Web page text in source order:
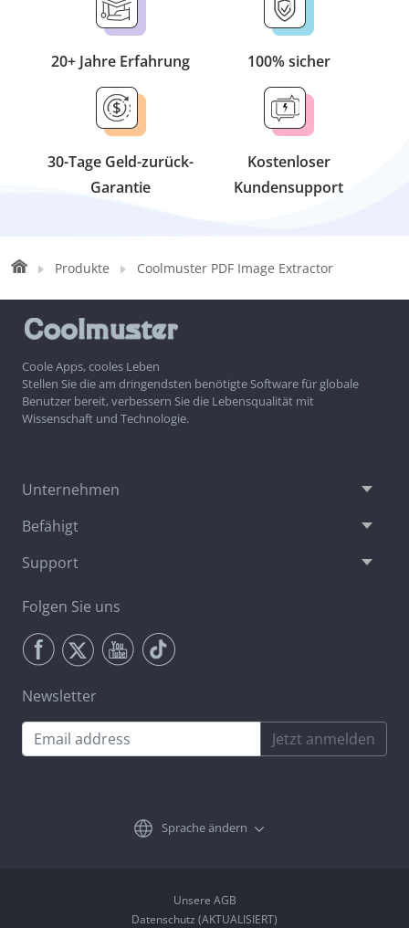
20+ Jahre Erfahrung 100% sicher
30-Tage Geld-zurück-
Garantie
Kostenloser
Kundensupport
Produkte Coolmuster PDF Image Extractor
Coole Apps, cooles Leben
Stellen Sie die am dringendsten benötigte Software für globale
Benutzer bereit, verbessern Sie die Lebensqualität mit
Wissenschaft und Technologie.
Unternehmen
Befähigt
Support
Folgen Sie uns
Newsletter
Jetzt anmelden
Sprache ändern
Unsere AGB
Datenschutz (AKTUALISIERT)